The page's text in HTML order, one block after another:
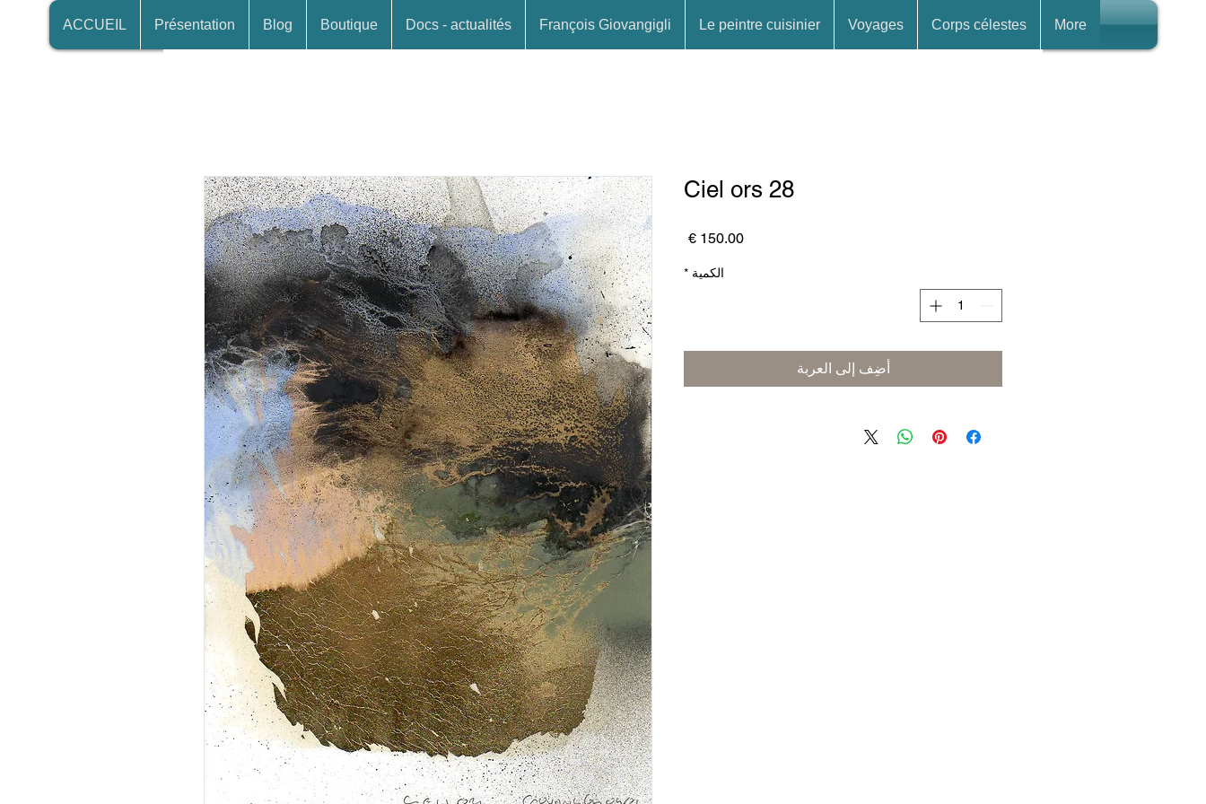
ACCUEIL Présentation Blog Boutique Docs - actualités François Giovangigli Le peintre cuisinier Voyages Corps célestes More
Ciel ors 28
السعر
الكمية *
أضِف إلى العربة